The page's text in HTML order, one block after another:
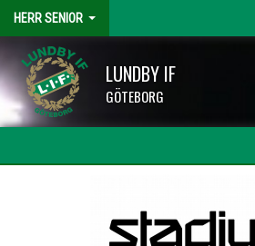
HERR SENIOR
LUNDBY IF
GÖTEBORG